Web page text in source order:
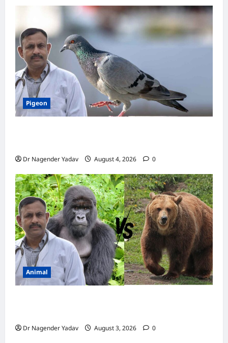
Pigeon
Dr Nagender Yadav August 4, 2026 0
Animal
Dr Nagender Yadav August 3, 2026 0